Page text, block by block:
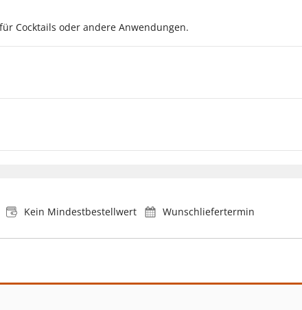
Cocktails oder andere Anwendungen.
Kein Mindestbestellwert Wunschliefertermin